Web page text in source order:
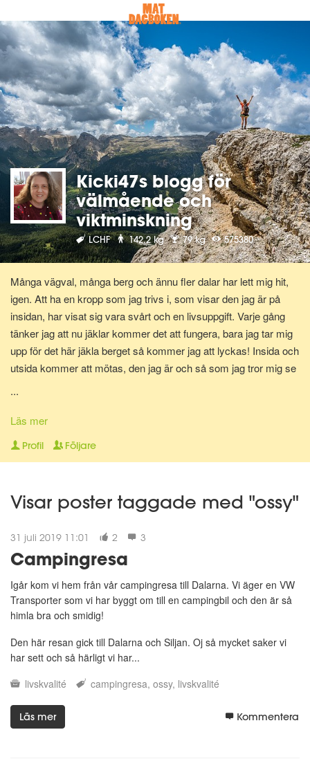
Kicki47s blogg för
välmående och
viktminskning
LCHF 142.2 kg 79 kg 575380
Många vägval, många berg och ännu fler dalar har lett mig hit,
igen. Att ha en kropp som jag trivs i, som visar den jag är på
insidan, har visat sig vara svårt och en livsuppgift. Varje gång
tänker jag att nu jäklar kommer det att fungera, bara jag tar mig
upp för det här jäkla berget så kommer jag att lyckas! Insida och
utsida kommer att mötas, den jag är och så som jag tror mig se
Det hårda arbetet och den stränga disciplinen ger resultat och vi
möts, där i spegeln. Men...så händer något, livet ger mig en hård
knuff och jag faller. Faller för frestelsen och utför bergets kant.
fot, hårt, hårt. Orkar inte klättra igen, fastnar ett tag. Finner så
och i sida. Drivs av önskan att få mötas. Reser mig upp igen
och tar sats. Tar sats för att återigen klättra upp mot toppen.
...
Läs mer
Profil Följare
Visar poster taggade med "ossy"
31 juli 2019 11:01 2 3
Campingresa
Igår kom vi hem från vår campingresa till Dalarna. Vi äger en VW
Transporter som vi har byggt om till en campingbil och den är så
himla bra och smidig!
Den här resan gick till Dalarna och Siljan. Oj så mycket saker vi
har sett och så härligt vi har...
livskvalité
campingresa ossy livskvalité
Läs mer Kommentera